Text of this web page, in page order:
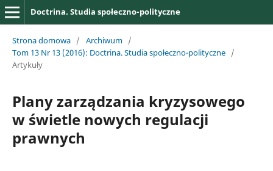
Doctrina. Studia społeczno-polityczne
Strona domowa / Archiwum /
Tom 13 Nr 13 (2016): Doctrina. Studia społeczno-polityczne /
Artykuły
Plany zarządzania kryzysowego
w świetle nowych regulacji
prawnych